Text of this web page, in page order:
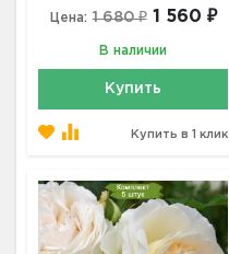
Цена: 1 680 ₽ 1 560 ₽
В наличии
Купить
Купить в 1 клик